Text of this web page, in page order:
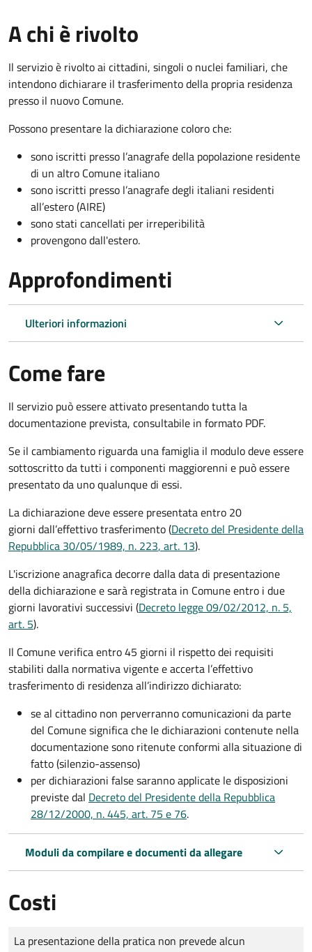
A chi è rivolto
Il servizio è rivolto ai cittadini, singoli o nuclei familiari, che
intendono dichiarare il trasferimento della propria residenza
presso il nuovo Comune.
Possono presentare la dichiarazione coloroche:
sono iscritti presso l’anagrafe della popolazione residente
di un altro Comune italiano
sono iscritti presso l’anagrafe degli italiani residenti
all’estero (AIRE)
sono stati cancellati per irreperibilità
provengono dall'estero.
Approfondimenti
Ulteriori informazioni
Come fare
Il servizio può essere attivato presentando tutta la
documentazione prevista, consultabile in formato PDF.
Se il cambiamento riguarda una famiglia il modulo deve essere
sottoscritto da tutti i componenti maggiorenni e può essere
presentato da uno qualunque di essi.
La dichiarazione deve essere presentata entro 20
giorni dall’effettivo trasferimento (Decreto del Presidente della
Repubblica 30/05/1989, n. 223, art. 13).
L'iscrizione anagrafica decorre dalla data di presentazione
della dichiarazione e sarà registrata in Comune entro i due
giorni lavorativi successivi (Decreto legge 09/02/2012, n. 5,
art. 5).
Il Comune verifica entro45 giorni il rispetto dei requisiti
stabiliti dalla normativa vigente e accerta l’effettivo
trasferimento di residenza all’indirizzo dichiarato:
se al cittadino non perverranno comunicazioni da parte
del Comune significa che le dichiarazioni contenute nella
documentazione sono ritenute conformi alla situazione di
fatto (silenzio-assenso)
per dichiarazioni false saranno applicate le disposizioni
previste dal Decreto del Presidente della Repubblica
28/12/2000, n. 445, art. 75 e 76.
Moduli da compilare e documenti da allegare
Costi
Tipo di pagamento
Importo
La presentazione della pratica non prevede alcun